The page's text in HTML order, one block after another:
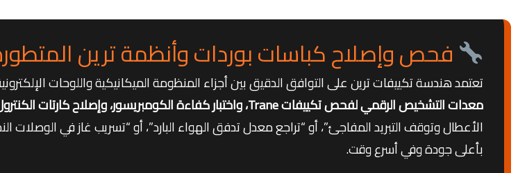
فحص وإصلاح كباسات بوردات وأنظمة ترين
تعتمد هندسة تكييفات ترين على التوافق الدقيق بين أجزاء المنظومة الميكانيكية واللوحات
معدات التشخيص الرقمي لفحص تكييفات Trane، واختبار كفاءة الكومبريسور، وإصلاح كارتات الكنترول بالمنزل فوراً
الأعطال وتوقف التبريد المفاجئ”، أو “تراجع معدل تدفق الهواء البارد”، أو “تسريب غاز في الوصلات
بأعلى جودة وفي أسرع وقت.